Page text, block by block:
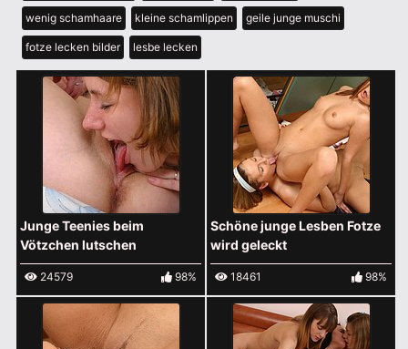
wenig schamhaare kleine schamlippen geile junge muschi
fotze lecken bilder lesbe lecken
Junge Teenies beim
Vötzchen lutschen
24579 98%
Schöne junge Lesben Fotze
wird geleckt
18461 98%